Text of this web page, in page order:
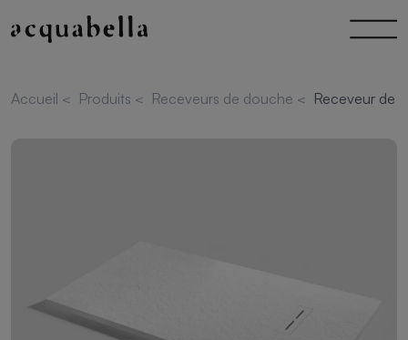
Accueil < Produits < Receveurs de douche < Receveur de